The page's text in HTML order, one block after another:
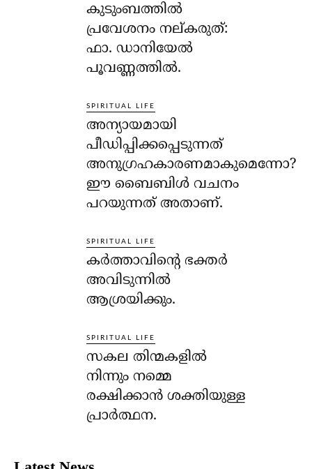
കുടുംബത്തില്‍
പ്രവേശനം നല്കരുത്:
ഫാ. ഡാനിയേല്‍
പൂവണ്ണത്തില്‍.
SPIRITUAL LIFE
അന്യായമായി
പീഡിപ്പിക്കപ്പെടുന്നത്
അനുഗ്രഹകാരണമാകുമെന്നോ?
ഈ ബൈബിള്‍ വചനം
പറയുന്നത് അതാണ്.
SPIRITUAL LIFE
കര്‍ത്താവിന്റെ ഭക്തര്‍
അവിടുന്നില്‍
ആശ്രയിക്കും.
SPIRITUAL LIFE
സകല തിന്മകളില്‍
നിന്നും നമ്മെ
രക്ഷിക്കാന്‍ ശക്തിയുള്ള
പ്രാര്‍ത്ഥന.